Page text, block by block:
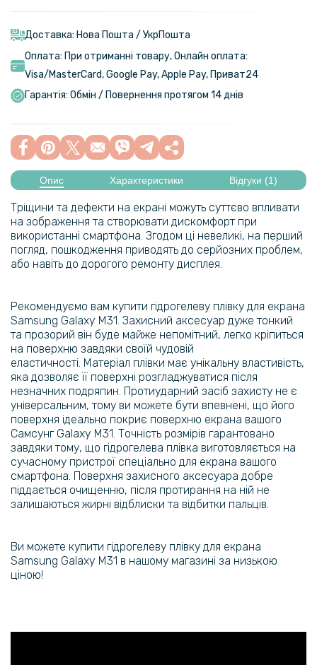
Samsung Galaxy M31 / M31 Prime
159 грн
199 грн
A12, Transparent
159 грн
199 грн
Протиударна гідрогелева плівка Hydrogel Film для Apple iPhone XS
Max на задню панель, Transparent
159 грн
199 грн
159 грн
199 грн
Протиударна гідрогелева плівка Hydrogel Film для Oppo A53,
Transparent
159 грн
199 грн
Протиударна гідрогелева плівка Hydrogel Film для Samsung Galaxy
A9 2018, Transparent
Протиударна гідрогелева плівка Hydrogel Film для Samsung Galaxy
A10, Transparent
Доставка: Нова Пошта / УкрПошта
Оплата: При отриманні товару, Онлайн оплата:
Visa/MasterСard, Google Pay, Apple Pay, Приват24
Гарантія: Обмін / Повернення протягом 14 днів
Опис Характеристики Відгуки (1)
Тріщини та дефекти на екрані можуть суттєво впливати
на зображення та створювати дискомфорт при
використанні смартфона. Згодом ці невеликі, на перший
погляд, пошкодження приводять до серйозних проблем,
або навіть до дорогого ремонту дисплея.
Рекомендуємо вам купити гідрогелеву плівку для екрана
Samsung Galaxy M31. Захисний аксесуар дуже тонкий
та прозорий він буде майже непомітний, легко кріпиться
на поверхню завдяки своїй чудовій
еластичності. Матеріал плівки має унікальну властивість,
яка дозволяє її поверхні розгладжуватися після
незначних подряпин. Протиударний засіб захисту не є
універсальним, тому ви можете бути впевнені, що його
поверхня ідеально покриє поверхню екрана вашого
Самсунг Galaxy M31. Точність розмірів гарантовано
завдяки тому, що гідрогелева плівка виготовляється на
сучасному пристрої спеціально для екрана вашого
смартфона. Поверхня захисного аксесуара добре
піддається очищенню, після протирання на ній не
залишаються жирні відблиски та відбитки пальців.
Ви можете купити гідрогелеву плівку для екрана
Samsung Galaxy M31 в нашому магазині за низькою
ціною!